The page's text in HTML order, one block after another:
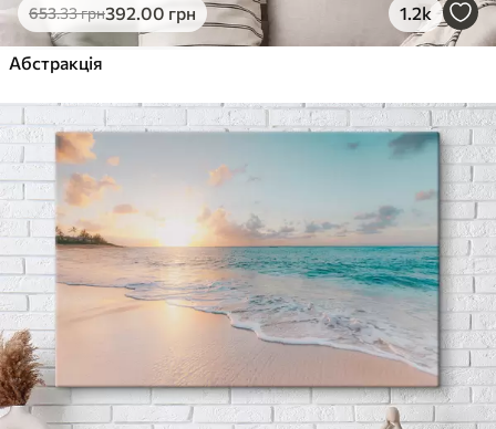
653.33грн392.00 грн 1.2k
Абстракція